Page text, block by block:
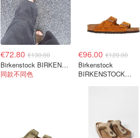
€72.80 €130.00
Birkenstock BIRKENSTOCK Solana 麂皮皮革凉拖
同款不同色
€96.00 €120.00
Birkenstock
BIRKENSTOCK